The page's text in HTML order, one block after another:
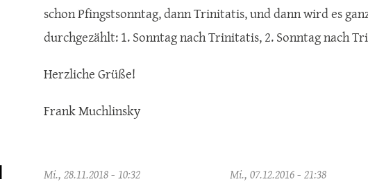
schon Pfingstsonntag, dann Trinitatis, und dann wird es
durchgezählt: 1. Sonntag nach Trinitatis, 2. Sonntag nach
Herzliche Grüße!
Frank Muchlinsky
Mi., 28.11.2018 - 10:32 Mi., 07.12.2016 - 21:38